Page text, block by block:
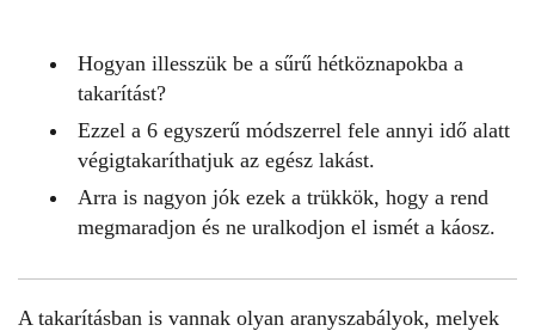
Hogyan illesszük be a sűrű hétköznapokba a
takarítást?
Ezzel a 6 egyszerű módszerrel fele annyi idő alatt
végigtakaríthatjuk az egész lakást.
Arra is nagyon jók ezek a trükkök, hogy a rend
megmaradjon és ne uralkodjon el ismét a káosz.
A takarításban is vannak olyan aranyszabályok, melyek